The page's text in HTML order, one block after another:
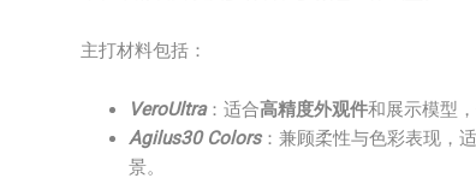
主打材料包括：
VeroUltra：适合高精度外观件和展示模型
Agilus30 Colors：兼顾柔性与色彩表现，
景。